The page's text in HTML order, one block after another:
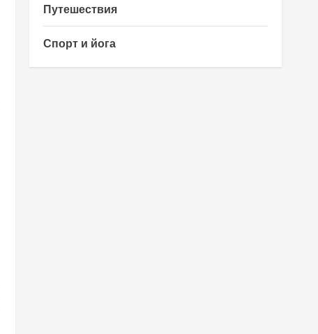
Путешествия
Спорт и йога